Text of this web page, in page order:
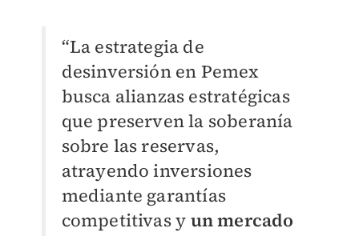
“La estrategia de
desinversión en Pemex
busca alianzas estratégicas
que preserven la soberanía
sobre las reservas,
atrayendo inversiones
mediante garantías
competitivas y un mercado